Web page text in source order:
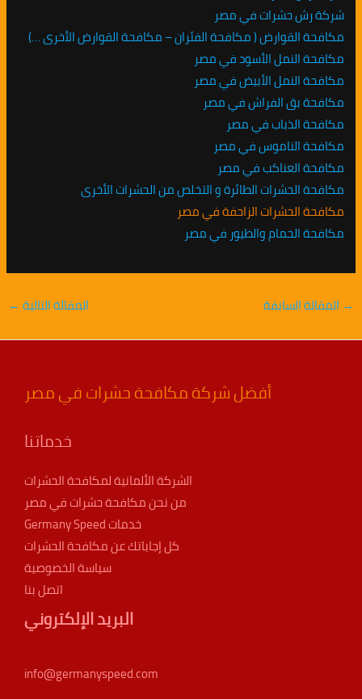
شركة رش حشرات في مصر
مكافحة القوارض ( مكافحة الفئران – مكافحة القوارض الأخرى …)
مكافحة النمل الأسود في مصر
مكافحة النمل الأبيض في مصر
مكافحة بق الفراش في مصر
مكافحة الذباب في مصر
مكافحة الناموس في مصر
مكافحة العناكب في مصر
مكافحة الحشرات الطائرة و التخلص من الحشرات الأخرى
مكافحة الحشرات الزاحفة في مصر
مكافحة الحمام والطيور في مصر
→ المقالة السابقة المقالة التالية ←
أفضل شركة مكافحة حشرات في مصر
خدماتنا
الشركة الألمانية لمكافحة الحشرات
من نحن مكافحة حشرات في مصر
خدمات Germany Speed
كل إجاباتك عن مكافحة الحشرات
سياسة الخصوصية
اتصل بنا
البريد الإلكتروني
info@germanyspeed.com